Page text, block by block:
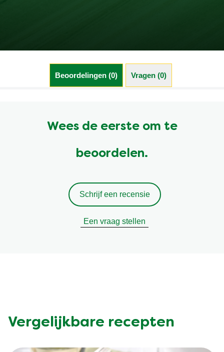
Beoordelingen (0) Vragen (0)
Wees de eerste om te
beoordelen.
Schrijf een recensie
Een vraag stellen
Vergelijkbare recepten